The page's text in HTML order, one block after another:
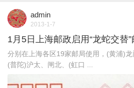
admin
2013-1-7
1月5日上海邮政启用“龙蛇交替
分别在上海各区19家邮局使用，(黄浦)龙
(普陀)沪太、闸北、(虹口 ...